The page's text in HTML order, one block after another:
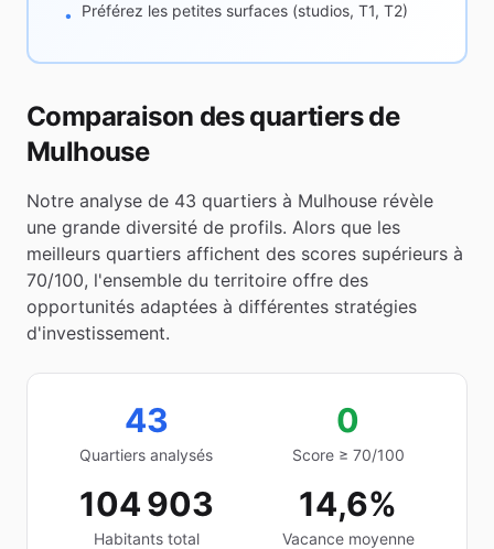
• Préférez les petites surfaces (studios, T1, T2)
Comparaison des quartiers de
Mulhouse
Notre analyse de 43 quartiers à Mulhouse révèle
une grande diversité de profils. Alors que les
meilleurs quartiers affichent des scores supérieurs à
70/100, l'ensemble du territoire offre des
opportunités adaptées à différentes stratégies
d'investissement.
43
Quartiers analysés
0
Score ≥ 70/100
104 903
Habitants total
14,6%
Vacance moyenne